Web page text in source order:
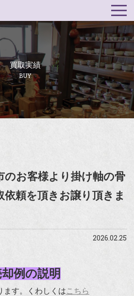
買取実績
BUY
のお客様より掛け軸の骨
依頼を頂きお譲り頂きま
2026.02.25
例の説明
ます。くわしくはこちら